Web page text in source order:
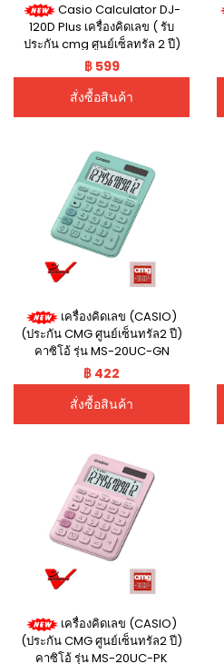
Casio Calculator DJ-
120D Plus เครื่องคิดเลข ( รับ
ประกัน cmg ศูนย์เซ็ลทรัล 2 ปี)
ตรวจสอบและแสดงการทำงานได้
ถึง 300 Step หน้าจอ 12 หลัก
เครื่องคิดเลขปรับทศนิยม รุ่น DJ-
120D Plus
฿ 599
สั่งซื้อสินค้า
เครื่องคิดเลข (CASIO)
(ประกัน CMG ศูนย์เซ็นทรัล2 ปี)
คาซิโอ้ รุ่น MS-20UC-GN
฿ 422
สั่งซื้อสินค้า
เครื่องคิดเลข (CASIO)
(ประกัน CMG ศูนย์เซ็นทรัล2 ปี)
คาซิโอ้ รุ่น MS-20UC-PK